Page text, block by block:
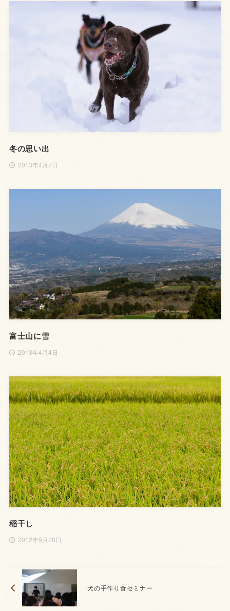
冬の思い出
2013年4月7日
富士山に雪
2013年4月4日
稲干し
2012年9月28日
犬の手作り食セミナー